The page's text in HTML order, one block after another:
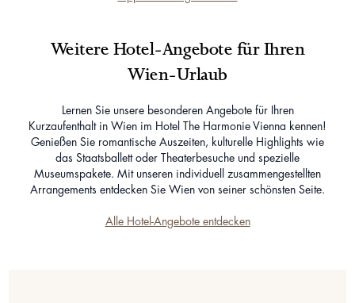
Weitere Hotel-Angebote für Ihren
Wien-Urlaub
Lernen Sie unsere besonderen Angebote für Ihren
Kurzaufenthalt in Wien im Hotel The Harmonie Vienna kennen!
Genießen Sie romantische Auszeiten, kulturelle Highlights wie
das Staatsballett oder Theaterbesuche und spezielle
Museumspakete. Mit unseren individuell zusammengestellten
Arrangements entdecken Sie Wien von seiner schönsten Seite.
Alle Hotel-Angebote entdecken